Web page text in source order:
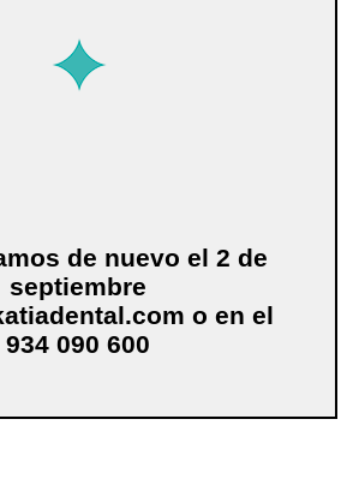
de nuevo el 2 de
septiembre
o en el
934 090 600